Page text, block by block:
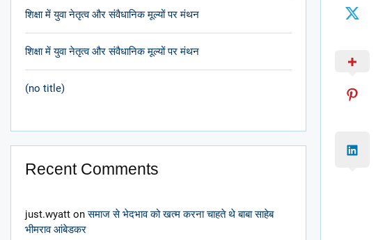
शिक्षा में युवा नेतृत्व और संवैधानिक मूल्यों पर मंथन
शिक्षा में युवा नेतृत्व और संवैधानिक मूल्यों पर मंथन
(no title)
Recent Comments
just.wyatt onसमाज से भेदभाव को खत्म करना चाहते थे बाबा साहेब
भीमराव आंबेडकर